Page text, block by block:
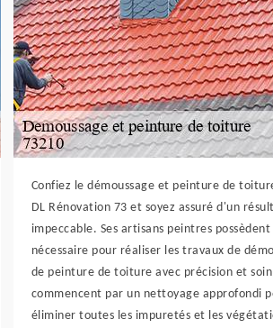
Confiez le démoussage et peinture de
DL Rénovation 73 et soyez assuré d'un
impeccable. Ses artisans peintres
nécessaire pour réaliser les travaux de
de peinture de toiture avec précision et
commencent par un nettoyage approfondi
éliminer toutes les impuretés et les